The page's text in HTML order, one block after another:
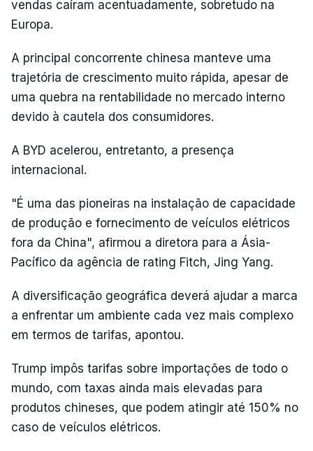
vendas caíram acentuadamente, sobretudo na
Europa.
A principal concorrente chinesa manteve uma
trajetória de crescimento muito rápida, apesar de
uma quebra na rentabilidade no mercado interno
devido à cautela dos consumidores.
A BYD acelerou, entretanto, a presença
internacional.
"É uma das pioneiras na instalação de capacidade
de produção e fornecimento de veículos elétricos
fora da China", afirmou a diretora para a Ásia-
Pacífico da agência de rating Fitch, Jing Yang.
A diversificação geográfica deverá ajudar a marca
a enfrentar um ambiente cada vez mais complexo
em termos de tarifas, apontou.
Trump impôs tarifas sobre importações de todo o
mundo, com taxas ainda mais elevadas para
produtos chineses, que podem atingir até 150% no
caso de veículos elétricos.